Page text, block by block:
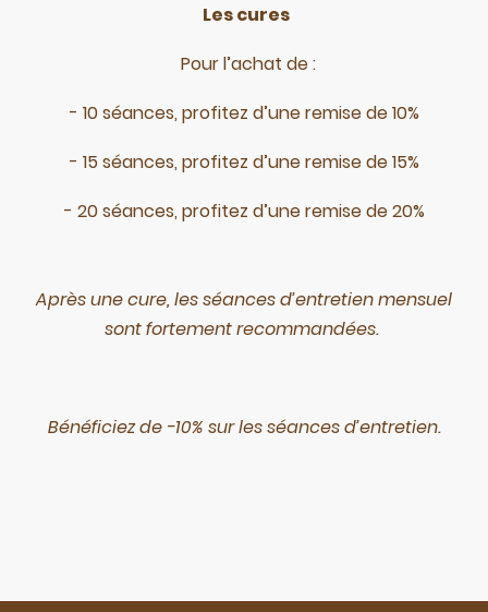
Les cures
Pour l’achat de :
- 10 séances, profitez d’une remise de 10%
- 15 séances, profitez d’une remise de 15%
- 20 séances, profitez d’une remise de 20%
Après une cure, les séances d’entretien mensuel
sont fortement recommandées.
Bénéficiez de -10% sur les séances d’entretien.